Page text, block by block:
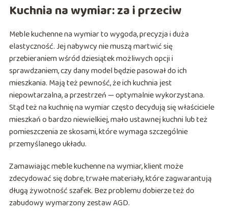
Kuchnia na wymiar: za i przeciw
Meble kuchenne na wymiar to wygoda, precyzja i duża
elastyczność. Jej nabywcy nie muszą martwić się
przebieraniem wśród dziesiątek możliwych opcji i
sprawdzaniem, czy dany model będzie pasował do ich
mieszkania. Mają też pewność, że ich kuchnia jest
niepowtarzalna, a przestrzeń — optymalnie wykorzystana.
Stąd też na kuchnię na wymiar często decydują się właściciele
mieszkań o bardzo niewielkiej, mało ustawnej kuchni lub też
pomieszczenia ze skosami, które wymaga szczególnie
przemyślanego układu.
Zamawiając meble kuchenne na wymiar, klient może
zdecydować się dobre, trwałe materiały, które zagwarantują
długą żywotność szafek. Bez problemu dobierze też do
zabudowy wymarzony zestaw AGD.